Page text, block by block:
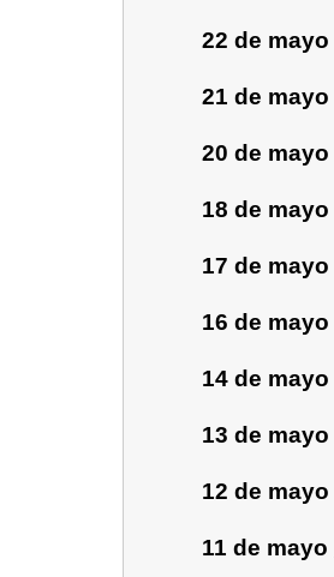
22 de mayo
21 de mayo
20 de mayo
18 de mayo
17 de mayo
16 de mayo
14 de mayo
13 de mayo
12 de mayo
11 de mayo